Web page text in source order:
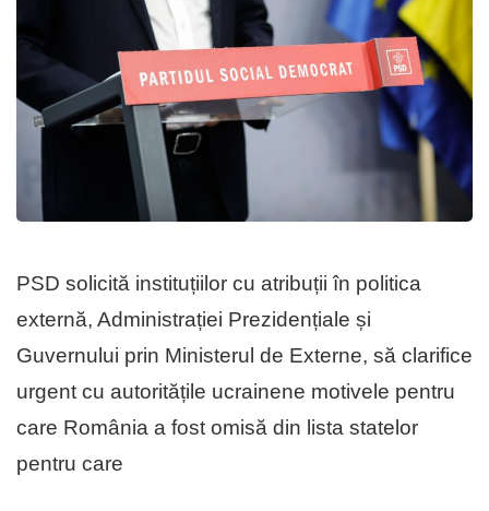
PSD solicită instituțiilor cu atribuții în politica
externă, Administrației Prezidențiale și
Guvernului prin Ministerul de Externe, să clarifice
urgent cu autoritățile ucrainene motivele pentru
care România a fost omisă din lista statelor
pentru care